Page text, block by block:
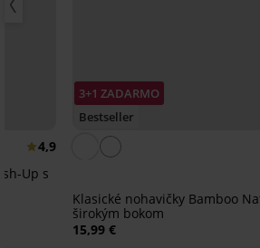
4,9
Up s
3+1 ZADARMO
Bestseller
Klasické nohavičky Bamboo
širokým bokom
15,99 €